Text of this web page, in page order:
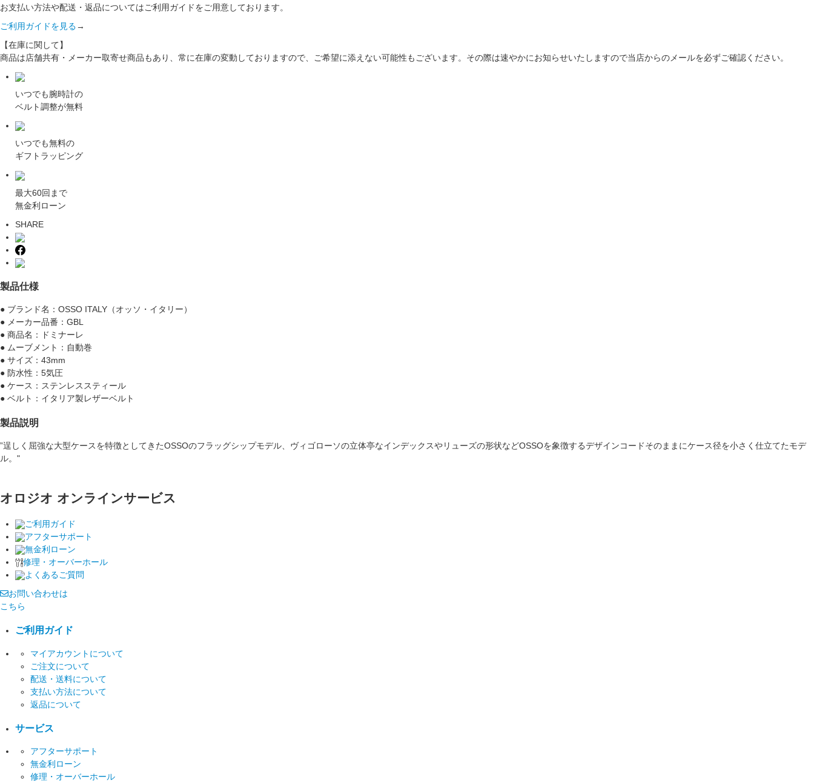
お支払い方法や配送・返品についてはご利用ガイドをご用意しております。
ご利用ガイドを見る→
【在庫に関して】
商品は店舗共有・メーカー取寄せ商品もあり、常に在庫の変動しておりますので、ご希望に添えない可能性もございます。その際は速やかにお知らせいたしますので当店からのメールを必ずご確認ください。
いつでも腕時計の
ベルト調整が無料
いつでも無料の
ギフトラッピング
最大60回まで
無金利ローン
SHARE
製品仕様
● ブランド名：OSSO ITALY（オッソ・イタリー）
● メーカー品番：GBL
● 商品名：ドミナーレ
● ムーブメント：自動巻
● サイズ：43mm
● 防水性：5気圧
● ケース：ステンレススティール
● ベルト：イタリア製レザーベルト
製品説明
”逞しく屈強な大型ケースを特徴としてきたOSSOのフラッグシップモデル、ヴィゴローソの立体亭なインデックスやリューズの形状などOSSOを象徴するデザインコードそのままにケース径を小さく仕立てたモデ
ル。"
オロジオ オンラインサービス
ご利用ガイド
アフターサポート
無金利ローン
修理・オーバーホール
よくあるご質問
お問い合わせは
こちら
ご利用ガイド
マイアカウントについて
ご注文について
配送・送料について
支払い方法について
返品について
サービス
アフターサポート
無金利ローン
修理・オーバーホール